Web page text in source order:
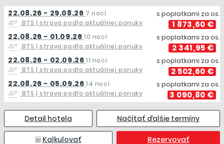
22.08.26 - 29.08.26 7 nocí
BTS| strava podľa aktuálnej ponuky
s poplatkami za os.
1 873,60 €
22.08.26 - 01.09.26 10 nocí
BTS| strava podľa aktuálnej ponuky
s poplatkami za os.
2 341,95 €
22.08.26 - 02.09.26 11 nocí
BTS| strava podľa aktuálnej ponuky
s poplatkami za os.
2 502,60 €
22.08.26 - 05.09.26 14 nocí
BTS| strava podľa aktuálnej ponuky
s poplatkami za os.
3 090,80 €
Detail hotela Načítať ďalšie termíny
Kalkulovať Rezervovať